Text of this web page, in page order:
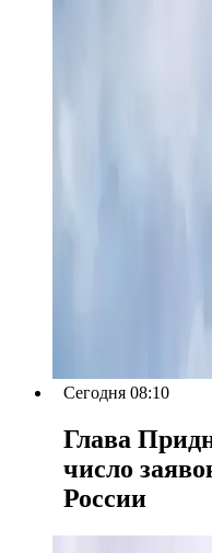
Сегодня 08:10
Глава
число
России